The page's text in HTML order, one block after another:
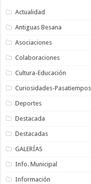
Actualidad
Antiguas Besana
Asociaciones
Colaboraciones
Cultura-Educación
Curiosidades-Pasatiempos
Deportes
Destacada
Destacadas
GALERÍAS
Info. Municipal
Información